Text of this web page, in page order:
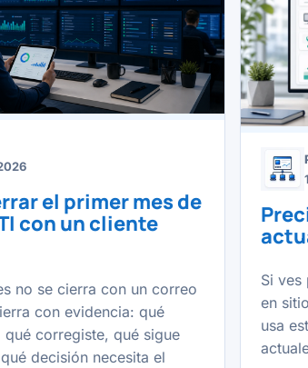
el primer mes de
con un cliente
no se cierra con un correo
con evidencia: qué
qué corregiste, qué sigue
decisión necesita el
Si ves
en
usa